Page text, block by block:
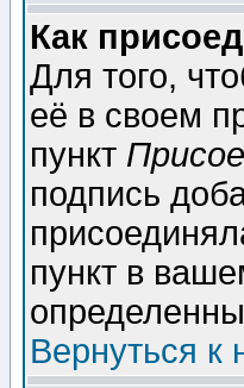
Как
Для того,
её в своем
пункт
подпись
пункт в
Вернуться к